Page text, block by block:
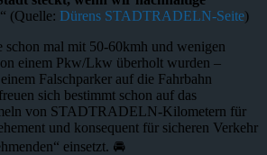
“ (Quelle: Dürens STADTRADELN-Seite)
schon mal mit 50-60kmh und wenigen
einem Pkw/Lkw überholt wurden –
Falschparker auf die Fahrbahn
sich bestimmt schon auf das
von STADTRADELN-Kilometern für
und konsequent für sicheren Verkehr
einsetzt. 🚘